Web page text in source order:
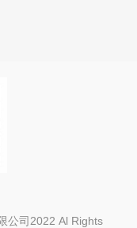
公司2022 Al Rights